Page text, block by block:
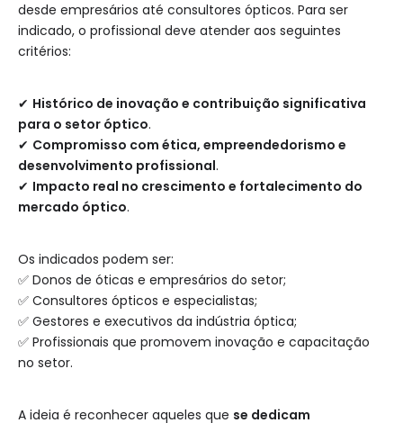
desde empresários até consultores ópticos. Para ser
indicado, o profissional deve atender aos seguintes
critérios:
✔ Histórico de inovação e contribuição significativa
para o setor óptico.
✔ Compromisso com ética, empreendedorismo e
desenvolvimento profissional.
✔ Impacto real no crescimento e fortalecimento do
mercado óptico.
Os indicados podem ser:
✅ Donos de óticas e empresários do setor;
✅ Consultores ópticos e especialistas;
✅ Gestores e executivos da indústria óptica;
✅ Profissionais que promovem inovação e capacitação
no setor.
A ideia é reconhecer aqueles que se dedicam